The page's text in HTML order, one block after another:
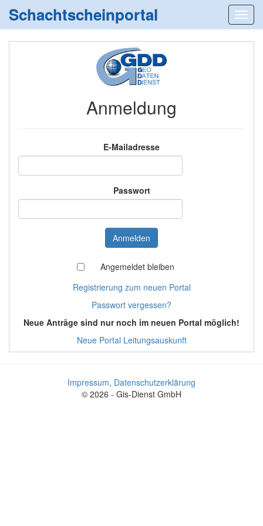
Schachtscheinportal
Anmeldung
E-Mailadresse
Passwort
Angemeldet bleiben
Registrierung zum neuen Portal
Passwort vergessen?
Neue Anträge sind nur noch im neuen Portal möglich!
Neue Portal Leitungsauskunft
Impressum, Datenschutzerklärung
© 2026 - Gis-Dienst GmbH